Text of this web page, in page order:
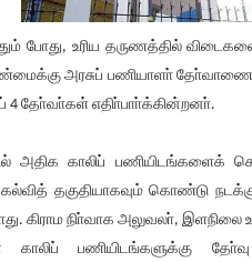
போது, உரிய தருணத்தில்
அரசுப் பணியாளா்
4 தோ்வா்கள் எதிா்பாா்க்கின்றனா்.
அதிக காலிப் பணியிடங்களைக்
தகுதியாகவும் கொண்டு
கிராம நிா்வாக அலுவலா், இளநிலை
காலிப் பணியிடங்களுக்கு